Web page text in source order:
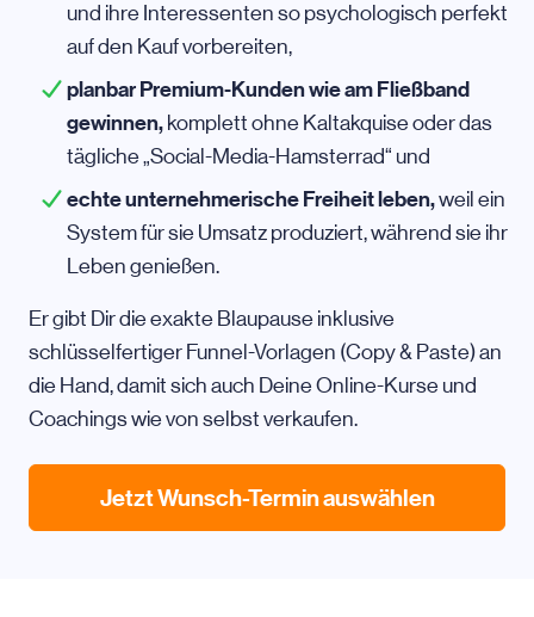
und ihre Interessenten so psychologisch perfekt
auf den Kauf vorbereiten,
planbar Premium-Kunden wie am Fließband
gewinnen, komplett ohne Kaltakquise oder das
tägliche „Social-Media-Hamsterrad“ und
echte unternehmerische Freiheit leben,weil ein
System für sie Umsatz produziert, während sie ihr
Leben genießen.
Er gibt Dir die exakte Blaupause inklusive
schlüsselfertiger Funnel-Vorlagen (Copy & Paste) an
die Hand, damit sich auch Deine Online-Kurse und
Coachings wie von selbst verkaufen.
Jetzt Wunsch-Termin auswählen